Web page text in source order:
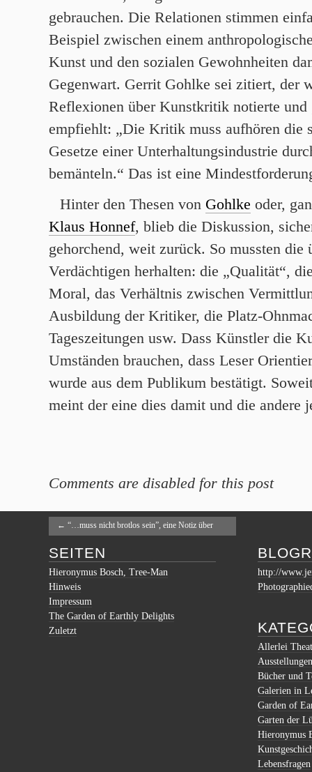
gebrauchen. Die Relationen stimmen
Beispiel zwischen einem
Kunst und den sozialen Gewohnheiten
Gegenwart. Gerrit Gohlke sei zitiert, der
Reflexionen über Kunstkritik notierte und
empfiehlt: „Die Kritik muss aufhören die
Gesetze einer Unterhaltungsindustrie
bemänteln.“ Das ist eine
Hinter den Thesen von Gohlke oder,
Klaus Honnef, blieb die Diskussion,
gehorchend, weit zurück. So mussten die
Verdächtigen herhalten: die „Qualität“,
Moral, das Verhältnis zwischen
Ausbildung der Kritiker, die Platz-
Tageszeitungen usw. Dass Künstler die
Umständen brauchen, dass Leser
wurde aus dem Publikum bestätigt.
meint der eine dies damit und die andere
← “…muss nicht brotlos sein”, eine Notiz über
Comments are disabled for this post
SEITEN
Hieronymus Bosch, Tree-Man
Hinweis
Impressum
The Garden of Earthly Delights
Zuletzt
http://
Allerlei
Ausstellungen
Bücher und
Galerien in
Garden of
Garten der
Hieronymus
Lebensfragen